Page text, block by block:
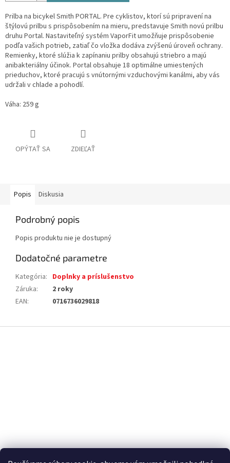
Prilba na bicykel Smith PORTAL. Pre cyklistov, ktorí sú pripravení na
štýlovú prilbu s prispôsobením na mieru, predstavuje Smith novú prilbu
druhu Portal. Nastaviteľný systém VaporFit umožňuje prispôsobenie
podľa vašich potrieb, zatiaľ čo vložka dodáva zvýšenú úroveň ochrany.
Remienky, ktoré slúžia k zapínaniu prilby obsahujú striebro a majú
anibakteriálny účinok. Portal obsahuje 18 optimálne umiestených
prieduchov, ktoré pracujú s vnútornými vzduchovými kanálmi, aby vás
udržali v chlade a pohodlí.
Váha: 259 g
OPÝTAŤ SA ZDIEĽAŤ
Popis Diskusia
Podrobný popis
Popis produktu nie je dostupný
Dodatočné parametre
Kategória: Doplnky a príslušenstvo
Záruka:
2 roky
EAN: 0716736029818